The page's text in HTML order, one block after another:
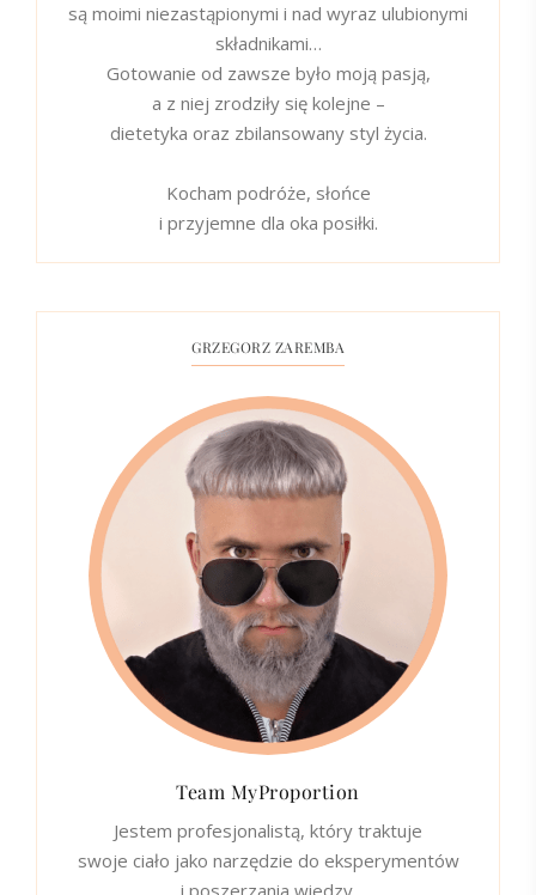
są moimi niezastąpionymi i nad wyraz ulubionymi
składnikami…
Gotowanie od zawsze było moją pasją,
a z niej zrodziły się kolejne –
dietetyka oraz zbilansowany styl życia.
Kocham podróże, słońce
i przyjemne dla oka posiłki.
GRZEGORZ ZAREMBA
Team MyProportion
Jestem profesjonalistą, który traktuje
swoje ciało jako narzędzie do eksperymentów